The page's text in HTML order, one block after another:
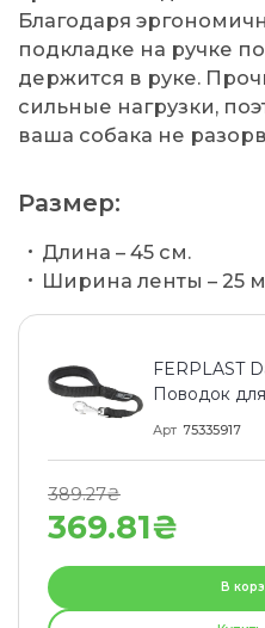
Благодаря
подкладке на ручке
держится в руке.
сильные нагрузки,
ваша собака не
Размер:
Длина – 45 см.
Ширина ленты – 25
FERPLAST
Поводок
Арт 75335917
369.81₴
389.27₴
В